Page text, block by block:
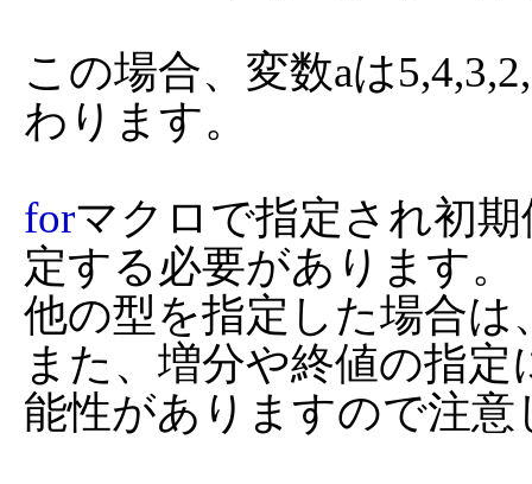
この場合、変数aは
わります。
forマクロで指定され初
定する必要があります。
他の型を指定した場合
また、増分や終値の指
能性がありますので注